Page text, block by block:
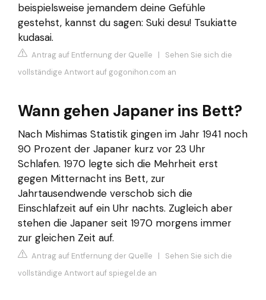
beispielsweise jemandem deine Gefühle
gestehst, kannst du sagen: Suki desu! Tsukiatte
kudasai.
Antrag auf Entfernung der Quelle | Sehen Sie sich die
vollständige Antwort auf gogonihon.com an
Wann gehen Japaner ins Bett?
Nach Mishimas Statistik gingen im Jahr 1941 noch
90 Prozent der Japaner kurz vor 23 Uhr
Schlafen. 1970 legte sich die Mehrheit erst
gegen Mitternacht ins Bett, zur
Jahrtausendwende verschob sich die
Einschlafzeit auf ein Uhr nachts. Zugleich aber
stehen die Japaner seit 1970 morgens immer
zur gleichen Zeit auf.
Antrag auf Entfernung der Quelle | Sehen Sie sich die
vollständige Antwort auf spiegel.de an